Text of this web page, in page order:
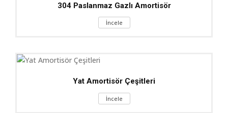
304 Paslanmaz Gazlı Amortisör
İncele
Yat Amortisör Çeşitleri
İncele